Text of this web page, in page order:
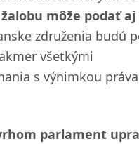
môže podať aj
združenia budú
všetkými
s výnimkou
parlament